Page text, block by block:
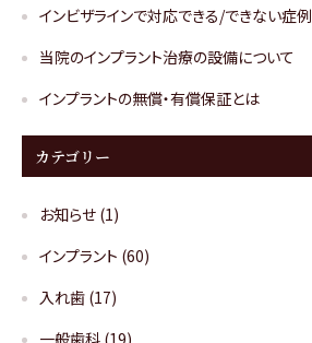
インビザラインで対応できる/できない症例
当院のインプラント治療の設備について
インプラントの無償・有償保証とは
カテゴリー
お知らせ (1)
インプラント (60)
入れ歯 (17)